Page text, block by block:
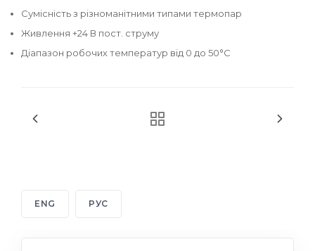
Сумісність з різноманітними типами термопар
Живлення +24 В пост. струму
Діапазон робочих температур від 0 до 50°C
ENG РУС